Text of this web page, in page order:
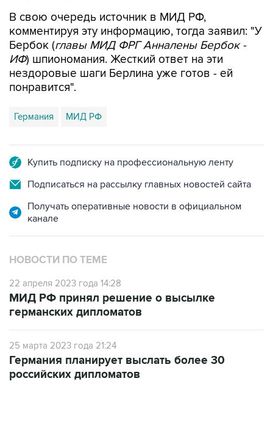
В свою очередь источник в МИД РФ,
комментируя эту информацию, тогда заявил: "У
Бербок (главы МИД ФРГ Анналены Бербок -
ИФ) шпиономания. Жесткий ответ на эти
нездоровые шаги Берлина уже готов - ей
понравится".
Германия МИД РФ
Купить подписку на профессиональную ленту
Подписаться на рассылку главных новостей сайта
Получать оперативные новости в официальном
канале
НОВОСТИ ПО ТЕМЕ
22 апреля 2023 года 14:28
МИД РФ принял решение о высылке
германских дипломатов
25 марта 2023 года 21:24
Германия планирует выслать более 30
российских дипломатов